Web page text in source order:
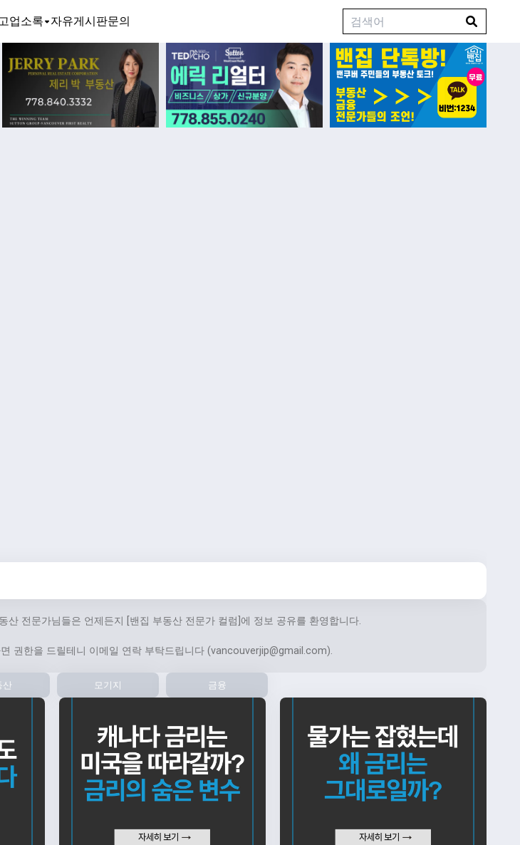
업소록 자유게시판문의
산 전문가님들은 언제든지 [밴집 부동산 전문가 컬럼]에 정보 공유를 환영합니다.
권한을 드릴테니 이메일 연락 부탁드립니다 (vancouverjip@gmail.com).
산 모기지 금융